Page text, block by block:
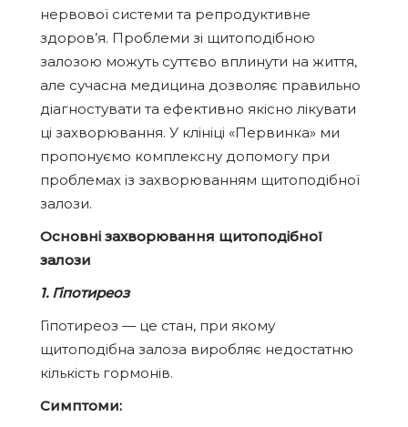
нервової системи та репродуктивне
здоров’я. Проблеми зі щитоподібною
залозою можуть суттєво вплинути на життя,
але сучасна медицина дозволяє правильно
діагностувати та ефективно якісно лікувати
ці захворювання. У клініці «Первинка» ми
пропонуємо комплексну допомогу при
проблемах із захворюванням щитоподібної
залози.
Основні захворювання щитоподібної
залози
1. Гіпотиреоз
Гіпотиреоз — це стан, при якому
щитоподібна залоза виробляє недостатню
кількість гормонів.
Симптоми: